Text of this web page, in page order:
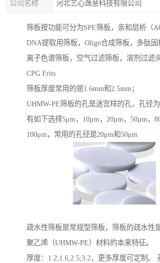
公司名称 河北艺心逸意科技有限公司
筛板按功能可分为SPE筛板，亲和层析（
DNA提取用筛板，Oligo合成筛板，多肽固
离子色谱筛板，空气过滤筛板，溶剂过滤
CPG Frits
筛板厚度常用的是1.6mm和2.5mm；
UHMW-PE筛板的孔是迷宫样的孔，孔径为
有如下选择5μm，10μm，20μm，50μm，
100μm，常用的孔径是20μm和50μm
疏水性筛板是常规型筛板，筛板的疏水性
聚乙烯（UHMW-PE）材料的本来特征。
厚度：1.2;1.6;2.5;3.2，更多厚度可定制。